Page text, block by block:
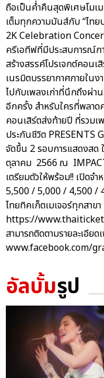
ถือเป็นค่ำคืนสุดพิเศษโมเ
เต็มทุกความมันส์กับ “ไท
2K Celebration
ครีเอทีฟที่มีประสบการณ์ก
สร้างสรรค์โปรเจกต์คอนเ
เนรมิตบรรยากาศภายใน
ไปกับเพลงเก่าที่นึกถึงผ่า
อีกครั้ง สำหรับใครที่พลา
คอนเสิร์ตส่งท้ายปี ที่รวม
ประกันชีวิต PRESENTS
จัดขึ้น 2 รอบการแสดงสด
ตุลาคม 2566 ณ
เตรียมตัวให้พร้อม!! เปิดจ
5,500 / 5,000 / 4,500 /
ไทยทิคเก็ตเมเจอร์ทุกสาขา
https://
สามารถติดตามรายละเอียด
www.facebook.com/
อัลบั้มรูป